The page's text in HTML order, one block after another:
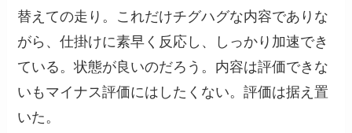
替えての走り。これだけチグハグな内容でありな
がら、仕掛けに素早く反応し、しっかり加速でき
ている。状態が良いのだろう。内容は評価できな
いもマイナス評価にはしたくない。評価は据え置
いた。